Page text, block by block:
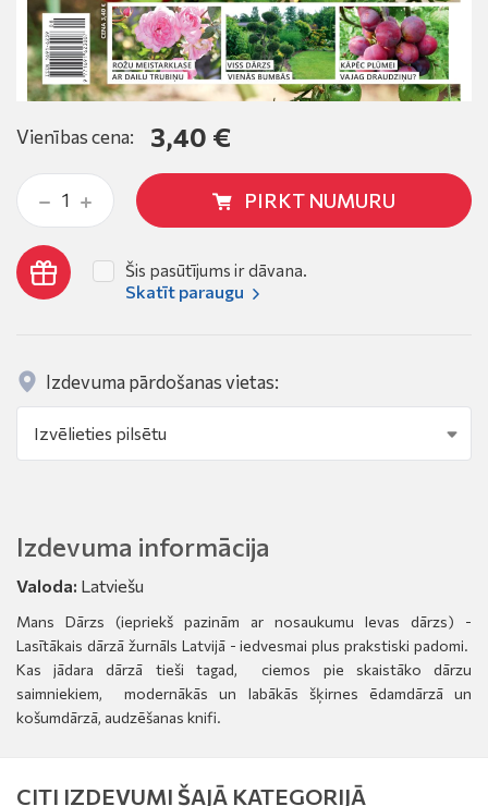
Vienības cena: 3,40 €
PIRKT NUMURU
Šis pasūtījums ir dāvana.
Skatīt paraugu
Izdevuma pārdošanas vietas:
Izdevuma informācija
Valoda: Latviešu
Mans Dārzs (iepriekš pazinām ar nosaukumu Ievas dārzs) -
Lasītākais dārzā žurnāls Latvijā - iedvesmai plus prakstiski padomi.
Kas jādara dārzā tieši tagad, ciemos pie skaistāko dārzu
saimniekiem, modernākās un labākās šķirnes ēdamdārzā un
košumdārzā, audzēšanas knifi.
CITI IZDEVUMI ŠAJĀ KATEGORIJĀ